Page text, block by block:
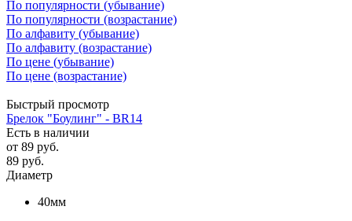
По популярности (убывание)
По популярности (возрастание)
По алфавиту (убывание)
По алфавиту (возрастание)
По цене (убывание)
По цене (возрастание)
Быстрый просмотр
Брелок "Боулинг" - BR14
Есть в наличии
от 89 руб.
89 руб.
Диаметр
40мм